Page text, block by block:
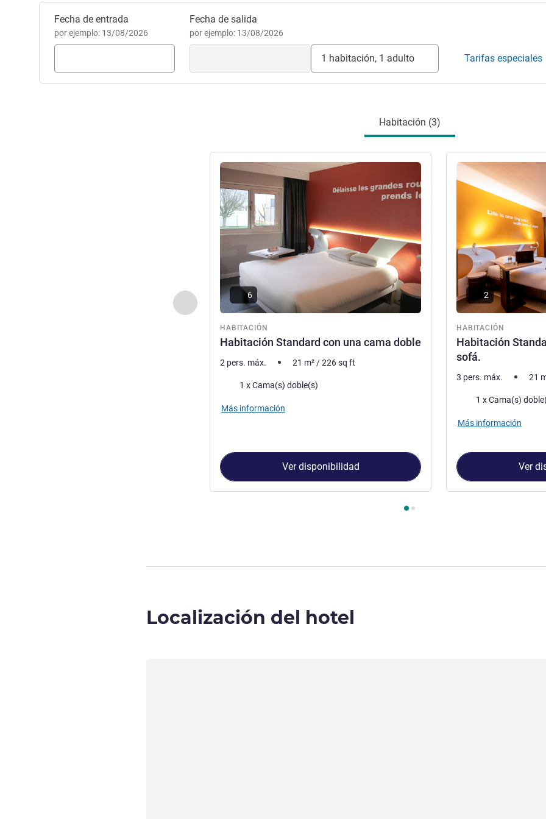
Reservar este hotel
Fecha de entrada
por ejemplo: 13/08/2026
Fecha de salida
por ejemplo: 13/08/2026
1 habitación, 1 adulto Tarifas especiales
Habitación (3)
Anterior - Habitación
HABITACIÓN
Habitación Standard con una cama doble
Más información
6
2 pers. máx. 21 m² /226sq ft
Ropa de cama
1 x Cama(s) doble(s)
Más información
Ver disponibilidad
HABITACIÓN
Habitación
sofá.
Más información
2
3 pers. máx. 21
Ropa de cama
1 x Cama(s)
Más información
Ver
Localización del hotel